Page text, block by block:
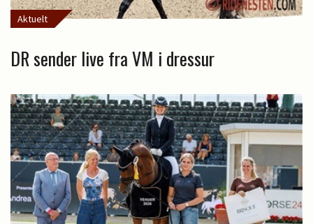
Aktuelt
DR sender live fra VM i dressur